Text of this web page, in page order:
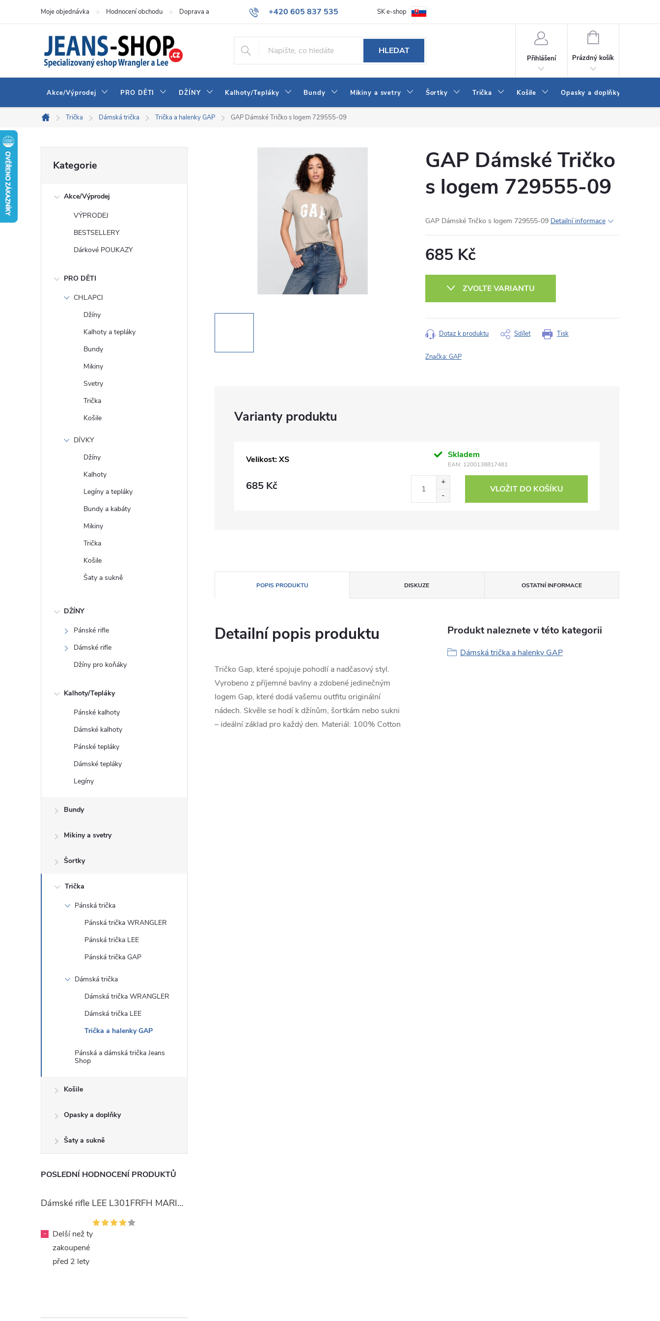
+420 605 837 535
info@jeans-shop.cz
Moje objednávka Hodnocení obchodu Doprava a platba Obchodní podmínky Naše prodejna Blog Kontakt
SK e-shop
HLEDAT
Přihlášení
NÁKUPNÍ
Prázdný košík
Akce/Výprodej PRO DĚTI DŽÍNY Kalhoty/Tepláky Bundy Mikiny a svetry Šortky Trička Košile Opasky a doplňky
Domů
Trička Dámská trička Trička a halenky GAP GAP Dámské Tričko s logem 729555-09
kategorie
Kategorie
Akce/Výprodej
VÝPRODEJ
BESTSELLERY
Dárkové POUKAZY
PRO DĚTI
CHLAPCI
Džíny
Kalhoty a tepláky
Bundy
Mikiny
Svetry
Trička
Košile
DÍVKY
Džíny
Kalhoty
Legíny a tepláky
Bundy a kabáty
Mikiny
Trička
Košile
Šaty a sukně
DŽÍNY
Pánské rifle
Dámské rifle
Džíny pro koňáky
Kalhoty/Tepláky
Pánské kalhoty
Dámské kalhoty
Pánské tepláky
Dámské tepláky
Legíny
Bundy
Mikiny a svetry
Šortky
Trička
Pánská trička
Pánská trička WRANGLER
Pánská trička LEE
Pánská trička GAP
Dámská trička
Dámská trička WRANGLER
Dámská trička LEE
Trička a halenky GAP
Pánská a dámská trička Jeans
Shop
Košile
Opasky a doplňky
Šaty a sukně
POSLEDNÍ HODNOCENÍ PRODUKTŮ
Dámské rifle LEE L301FRFH MARION STRAIGHT RINSE
-
Delší než ty
zakoupené
před 2 lety
GAP Dámské Tričko
s logem 729555-09
GAP Dámské Tričko s logem 729555-09 Detailní informace
685 Kč
ZVOLTE VARIANTU
Tisk
Dotaz k produktu Sdílet
Značka:GAP
Velikost: XS Skladem
EAN: 1200138817481
685 Kč VLOŽIT DO KOŠÍKU
POPIS PRODUKTU DISKUZE OSTATNÍ INFORMACE
Detailní popis produktu
Tričko Gap, které spojuje pohodlí a nadčasový styl.
Vyrobeno z příjemné bavlny a zdobené jedinečným
logem Gap, které dodá vašemu outfitu originální
nádech. Skvěle se hodí k džínům, šortkám nebo sukni
– ideální základ pro každý den. Materiál: 100% Cotton
Produkt naleznete v této kategorii
Dámská trička a halenky GAP